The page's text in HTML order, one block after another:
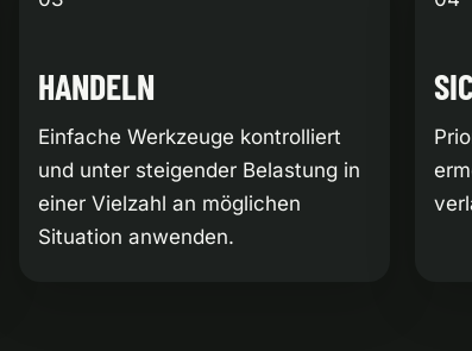
HANDELN
Einfache Werkzeuge kontrolliert
und unter steigender Belastung in
einer Vielzahl an möglichen
Situation anwenden.